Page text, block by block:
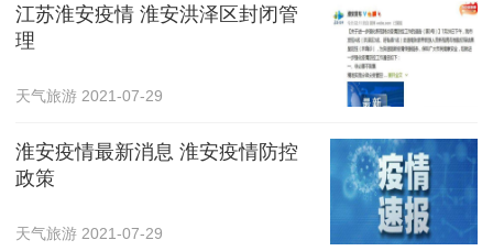
江苏淮安疫情 淮安洪泽区封闭管
理
天气旅游 2021-07-29
淮安疫情最新消息 淮安疫情防控
政策
天气旅游 2021-07-29